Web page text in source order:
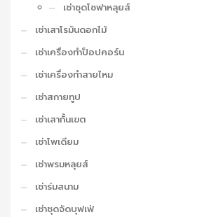
เช่าชุดโซฟาหลุยส์
เช่าเสาโรมันดอกไม้
เช่าเครื่องทำป็อปคอร์น
เช่าเครื่องทำสายไหม
เช่าสกายทูป
เช่าเสากั้นเขต
เช่าโพเดียม
เช่าพรมหลุยส์
เช่าร่มสนาม
เช่าชุดจัดบุฟเฟ่